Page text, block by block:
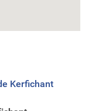
Kerfichant